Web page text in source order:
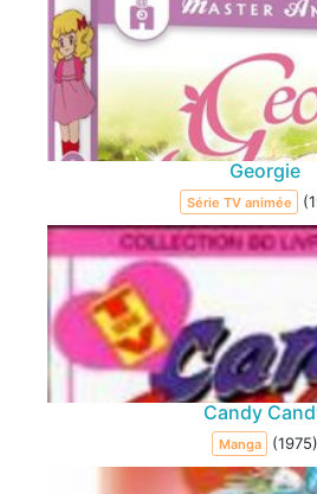
Georgie
Série TV animée
Candy
Manga (1975)